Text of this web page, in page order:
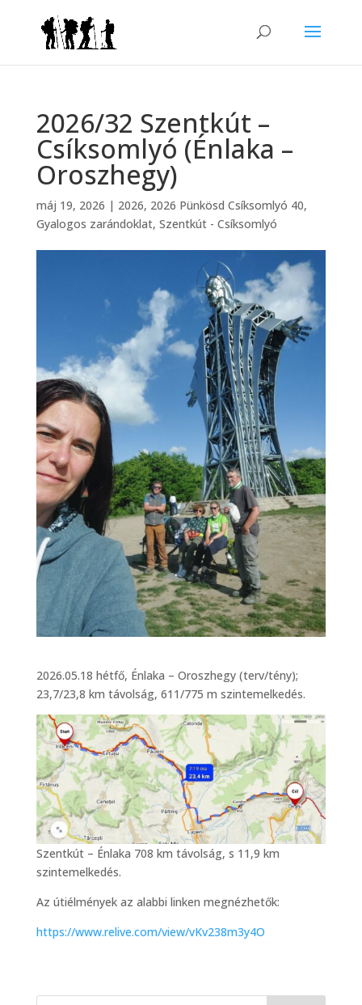
2026/32 Szentkút –
Csíksomlyó (Énlaka –
Oroszhegy)
máj 19, 2026 | 2026, 2026 Pünkösd Csíksomlyó 40,
Gyalogos zarándoklat, Szentkút - Csíksomlyó
2026.05.18 hétfő, Énlaka – Oroszhegy (terv/tény);
23,7/23,8 km távolság, 611/775 m szintemelkedés.
Szentkút – Énlaka 708 km távolság, s 11,9 km
szintemelkedés.
Az útiélmények az alabbi linken megnézhetők:
https://www.relive.com/view/vKv238m3y4O